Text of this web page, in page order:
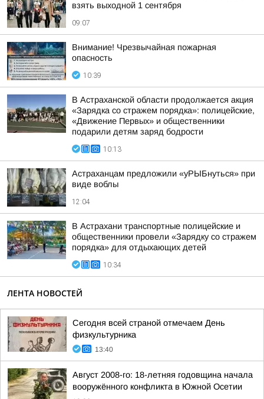
взять выходной 1 сентября
09:07
Внимание! Чрезвычайная пожарная
опасность
10:39
В Астраханской области продолжается акция
«Зарядка со стражем порядка»: полицейские,
«Движение Первых» и общественники
подарили детям заряд бодрости
10:13
Астраханцам предложили «уРЫБнуться» при
виде воблы
12:04
В Астрахани транспортные полицейские и
общественники провели «Зарядку со стражем
порядка» для отдыхающих детей
10:34
ЛЕНТА НОВОСТЕЙ
Сегодня всей страной отмечаем День
физкультурника
13:40
Август 2008-го: 18-летняя годовщина начала
вооружённого конфликта в Южной Осетии